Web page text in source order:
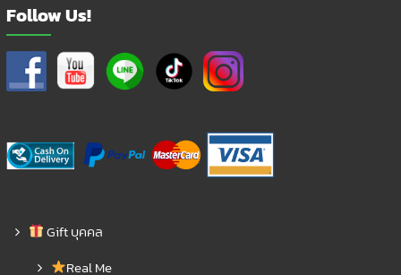
Follow Us!
Gift บุคคล
Real Me